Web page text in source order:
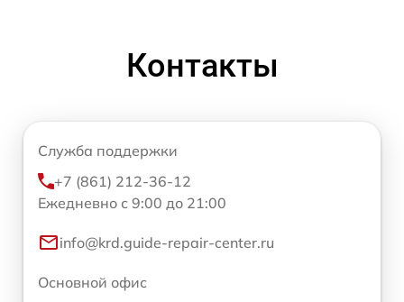
Контакты
Служба поддержки
+7 (861) 212-36-12
Ежедневно с 9:00 до 21:00
info@krd.guide-repair-center.ru
Основной офис